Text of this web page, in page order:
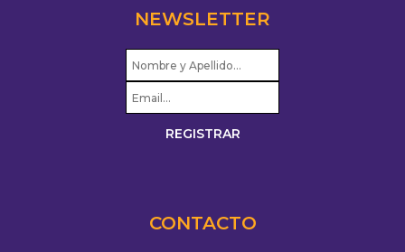
NEWSLETTER
CONTACTO